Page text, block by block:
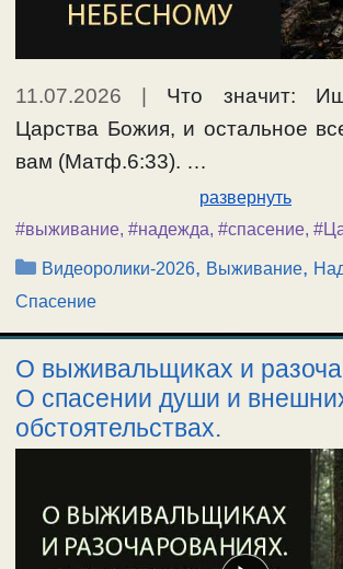
11.07.2026 | Что значит:
Царства Божия, и остальное
вам (Матф.6:33). …
развернуть
#выживание, #надежда, #спасение,
Рубрики
Видеоролики-2026, Выживание,
Спасение
О выживальщиках и
О спасении души и
обстоятельствах.